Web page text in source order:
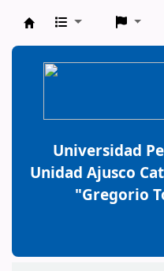
BiblioGTQ
Universidad
Unidad Ajusco
"Gregorio